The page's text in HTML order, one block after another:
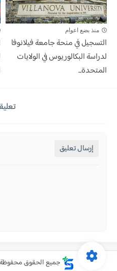
منذ بضع اعوام
التسجيل في منحة جامعة فيلانوفا
لدراسة البكالوريوس في الولايات
المتحدة...
إرسال تعليق
جميع الحقوق